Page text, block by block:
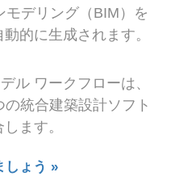
モデリング（BIM）を
的に生成されます。
ル ワークフローは、
統合建築設計ソフト
ます。
しょう »